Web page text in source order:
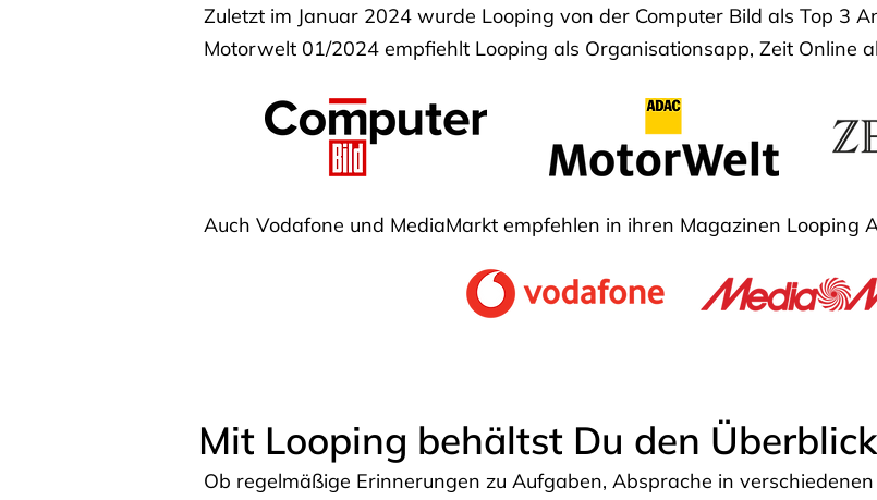
Zuletzt im Januar 2024 wurde Looping von der Computer Bild als Top 3
Motorwelt 01/2024 empfiehlt Looping als Organisationsapp, Zeit Online
Auch Vodafone und MediaMarkt empfehlen in ihren Magazinen Looping
Mit Looping behältst Du den
Ob regelmäßige Erinnerungen zu Aufgaben, Absprache in